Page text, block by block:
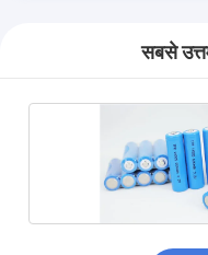
प्राथमिक लिथियम बैटरी
हाइब्रिड कार बैटरी
सबसे